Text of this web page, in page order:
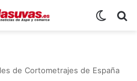
de Cortometrajes de España